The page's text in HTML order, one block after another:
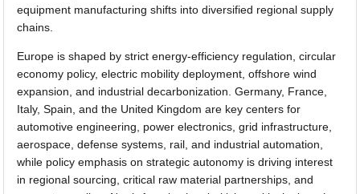
equipment manufacturing shifts into diversified regional supply
chains.
Europe is shaped by strict energy-efficiency regulation, circular
economy policy, electric mobility deployment, offshore wind
expansion, and industrial decarbonization. Germany, France,
Italy, Spain, and the United Kingdom are key centers for
automotive engineering, power electronics, grid infrastructure,
aerospace, defense systems, rail, and industrial automation,
while policy emphasis on strategic autonomy is driving interest
in regional sourcing, critical raw material partnerships, and